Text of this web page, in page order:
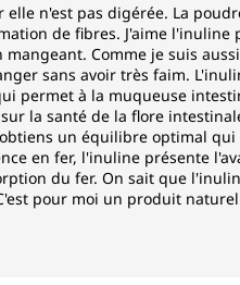
n'est pas digérée. La
de fibres. J'aime l'inuline
Comme je suis
sans avoir très faim.
permet à la muqueuse
la santé de la flore
un équilibre optimal qui
en fer, l'inuline présente
du fer. On sait que
pour moi un produit